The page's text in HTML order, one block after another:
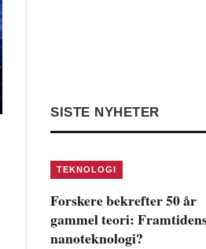
SISTE NYHETER
TEKNOLOGI
Forskere bekrefter 50 år
gammel teori:
nanoteknologi?